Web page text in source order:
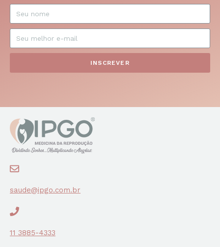
INSCREVER
saude@ipgo.com.br
11 3885-4333